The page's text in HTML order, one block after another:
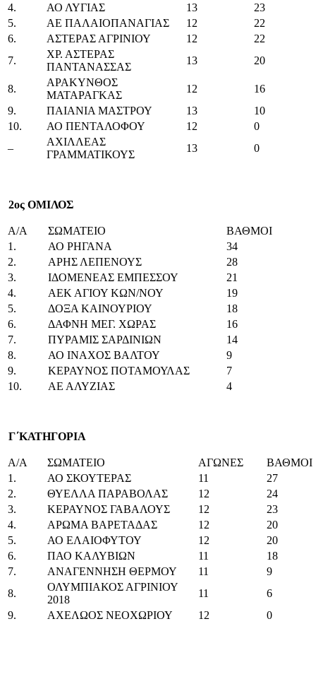
4.
ΑΟ ΛΥΓΙΑΣ 13
23
5.
ΑΕ ΠΑΛΑΙΟΠΑΝΑΓΙΑΣ 12
22
6.
ΑΣΤΕΡΑΣ ΑΓΡΙΝΙΟΥ 12
22
7.
ΧΡ. ΑΣΤΕΡΑΣ
ΠΑΝΤΑΝΑΣΣΑΣ
13 20
8.
ΑΡΑΚΥΝΘΟΣ
ΜΑΤΑΡΑΓΚΑΣ
12
16
9.
ΠΑΙΑΝΙΑ ΜΑΣΤΡΟΥ 13
10
10.
ΑΟ ΠΕΝΤΑΛΟΦΟΥ 12
0
–
ΑΧΙΛΛΕΑΣ
ΓΡΑΜΜΑΤΙΚΟΥΣ
13 0
2ος ΟΜΙΛΟΣ
Α/Α ΣΩΜΑΤΕΙΟ
ΒΑΘΜΟΙ
1.
ΑΟ ΡΗΓΑΝΑ
34
2.
ΑΡΗΣ ΛΕΠΕΝΟΥΣ
28
3.
ΙΔΟΜΕΝΕΑΣ ΕΜΠΕΣΣΟΥ
21
4.
ΑΕΚ ΑΓΙΟΥ ΚΩΝ/ΝΟΥ
19
5.
ΔΟΞΑ ΚΑΙΝΟΥΡΙΟΥ
18
6.
ΔΑΦΝΗ ΜΕΓ. ΧΩΡΑΣ
16
7.
ΠΥΡΑΜΙΣ ΣΑΡΔΙΝΙΩΝ
14
8.
ΑΟ ΙΝΑΧΟΣ ΒΑΛΤΟΥ
9
9.
ΚΕΡΑΥΝΟΣ ΠΟΤΑΜΟΥΛΑΣ
7
10.
ΑΕ ΑΛΥΖΙΑΣ 4
Γ΄ΚΑΤΗΓΟΡΙΑ
Α/Α ΣΩΜΑΤΕΙΟ ΑΓΩΝΕΣ
ΒΑΘΜΟΙ
1.
ΑΟ ΣΚΟΥΤΕΡΑΣ 11
27
2.
ΘΥΕΛΛΑ ΠΑΡΑΒΟΛΑΣ 12
24
3.
ΚΕΡΑΥΝΟΣ ΓΑΒΑΛΟΥΣ 12
23
4.
ΑΡΩΜΑ ΒΑΡΕΤΑΔΑΣ 12
20
5.
ΑΟ ΕΛΑΙΟΦΥΤΟΥ 12
20
6.
ΠΑΟ ΚΑΛΥΒΙΩΝ 11
18
7.
ΑΝΑΓΕΝΝΗΣΗ ΘΕΡΜΟΥ 11
9
8.
ΟΛΥΜΠΙΑΚΟΣ ΑΓΡΙΝΙΟΥ
2018
11
6
9.
ΑΧΕΛΩΟΣ ΝΕΟΧΩΡΙΟΥ 12 0